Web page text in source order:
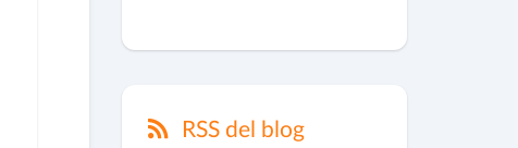
RSS del blog